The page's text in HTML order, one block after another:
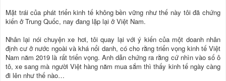
Mặt trái của phát triển kinh tế không bền vững như thế này tôi đã chứng
kiến ở Trung Quốc, nay đang lặp lại ở Việt Nam.
Nhân lại nói chuyện xe hơi, tôi quay lại với ý kiến của một doanh nhân
định cư ở nước ngoài và khá nổi danh, có cho rằng triển vọng kinh tế Việt
Nam năm 2019 là rất triển vọng. Anh dẫn chứng ra rằng cứ nhìn vào số ô
tô, xe sang mà người Việt hàng năm mua sắm thì thấy kinh tế ngày càng
đi lên như thế nào…